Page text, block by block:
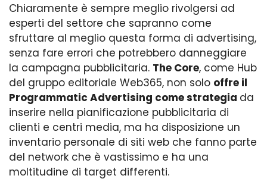
Chiaramente è sempre meglio rivolgersi ad
esperti del settore che sapranno come
sfruttare al meglio questa forma di advertising,
senza fare errori che potrebbero danneggiare
la campagna pubblicitaria. The Core, come Hub
del gruppo editoriale Web365, non solo offre il
Programmatic Advertising come strategia da
inserire nella pianificazione pubblicitaria di
clienti e centri media, ma ha disposizione un
inventario personale di siti web che fanno parte
del network che è vastissimo e ha una
moltitudine di target differenti.